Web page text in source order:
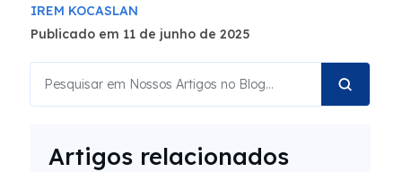
IREM KOCASLAN
Publicado em 11 de junho de 2025
Artigos relacionados